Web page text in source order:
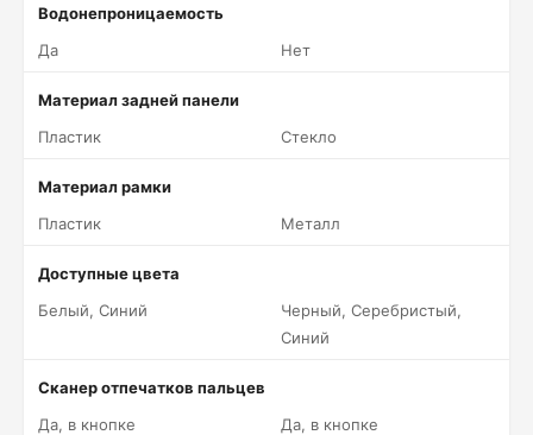
Водонепроницаемость
Да
Нет
Материал задней панели
Пластик
Стекло
Материал рамки
Пластик
Металл
Доступные цвета
Белый, Синий
Черный, Серебристый,
Синий
Сканер отпечатков пальцев
Да, в кнопке
Да, в кнопке